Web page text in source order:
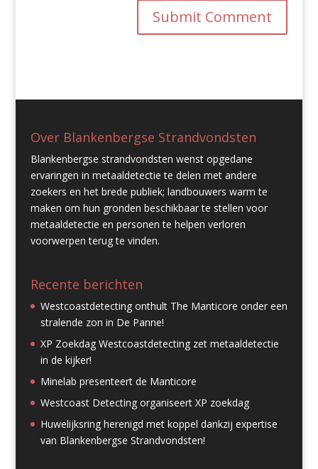
Over Blankenbergse Strandvondsten
Blankenbergse strandvondsten wenst opgedane
ervaringen in metaaldetectie te delen met andere
zoekers en het brede publiek; landbouwers warm te
maken om hun gronden beschikbaar te stellen voor
metaaldetectie en personen te helpen verloren
voorwerpen terug te vinden.
Recente berichten
Westcoastdetecting onthult The Manticore onder een
stralende zon in De Panne!
XP Zoekdag Westcoastdetecting zet metaaldetectie
in de kijker!
Minelab presenteert de Manticore
Westcoast Detecting organiseert XP zoekdag
Huwelijksring herenigd met koppel dankzij expertise
van Blankenbergse Strandvondsten!